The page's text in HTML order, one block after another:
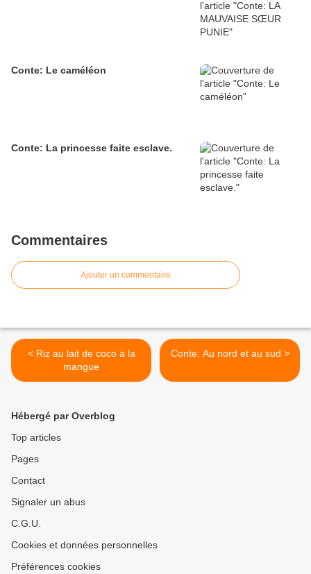
Conte: Le caméléon
Conte: La princesse faite esclave.
Commentaires
Ajouter un commentaire
< Riz au lait de coco à la
mangue
Conte: Au nord et au sud >
Hébergé par Overblog
Top articles
Pages
Contact
Signaler un abus
C.G.U.
Cookies et données personnelles
Préférences cookies